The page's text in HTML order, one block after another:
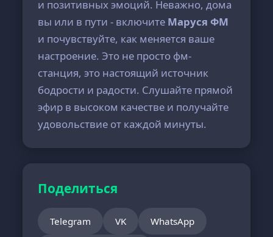
и позитивных эмоций. Неважно, дома
вы или в пути - включите Маруся ФМ
и почувствуйте, как меняется ваше
настроение. Это не просто фм-
станция, это настоящий источник
бодрости и радости. Слушайте прямой
эфир в высоком качестве и получайте
удовольствие от каждой минуты.
Поделиться
Telegram VK WhatsApp